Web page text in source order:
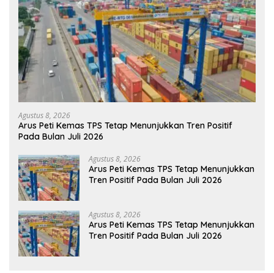
Agustus 8, 2026
Arus Peti Kemas TPS Tetap Menunjukkan Tren Positif
Pada Bulan Juli 2026
Agustus 8, 2026
Arus Peti Kemas TPS Tetap Menunjukkan
Tren Positif Pada Bulan Juli 2026
Agustus 8, 2026
Arus Peti Kemas TPS Tetap Menunjukkan
Tren Positif Pada Bulan Juli 2026